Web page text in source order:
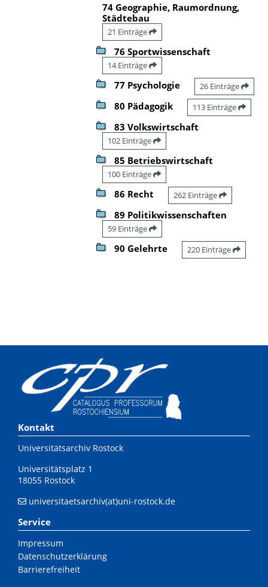
74 Geographie, Raumordnung,
Städtebau
21 Einträge
76 Sportwissenschaft
14 Einträge
77 Psychologie 26 Einträge
80 Pädagogik 113 Einträge
83 Volkswirtschaft
102 Einträge
85 Betriebswirtschaft
100 Einträge
86 Recht 262 Einträge
89 Politikwissenschaften
59 Einträge
90 Gelehrte 220 Einträge
Kontakt
Universitätsarchiv Rostock
Universitätsplatz 1
18055 Rostock
universitaetsarchiv(at)uni-rostock.de
Service
Impressum
Datenschutzerklärung
Barrierefreiheit